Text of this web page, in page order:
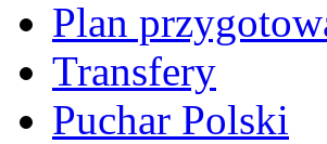
Plan
Transfery
Puchar Polski